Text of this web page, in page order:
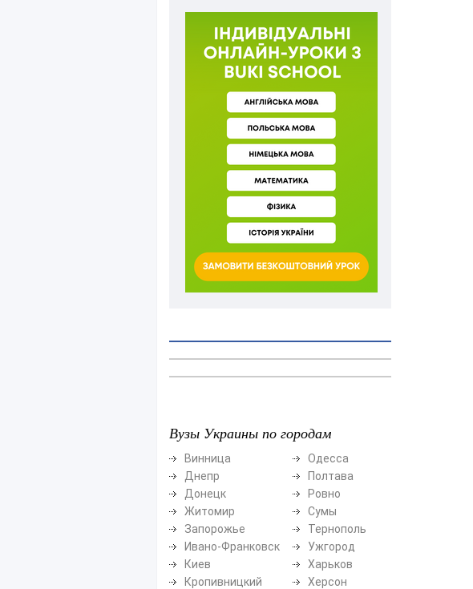
Вузы Украины по городам
Винница
Днепр
Донецк
Житомир
Запорожье
Ивано-Франковск
Киев
Кропивницкий
Одесса
Полтава
Ровно
Сумы
Тернополь
Ужгород
Харьков
Херсон